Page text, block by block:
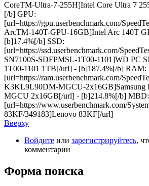
CoreTM-Ultra-7-255H]Intel Core Ultra 7
[/b] GPU:
[url=https://gpu.userbenchmark.com/
ArcTM-140T-GPU-16GB]Intel Arc 140T
[b]17.4%[/b] SSD:
[url=https://ssd.userbenchmark.com/
SN7100S-SDFPMSL-1T00-1101]WD PC
1T00-1101 1TB[/url] - [b]187.4%[/b] RAM:
[url=https://ram.userbenchmark.com/
K3KL9L90DM-MGCU-
MGCU 2x16GB[/url] - [b]214.8%[/b] MBD:
[url=https://www.userbenchmark.com/
83KF/349183]Lenovo 83KF[/url]
Вверху
Войдите или зарегистрируйтесь,
комментарии
Форма поиска